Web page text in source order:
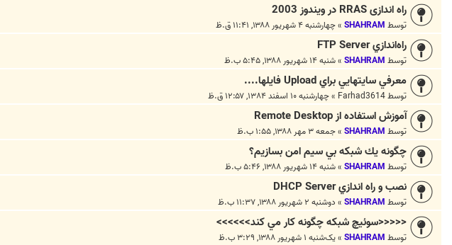
راه اندازی RRAS در ويندوز 2003
توسط SHAHRAM
»چهارشنبه ۴ شهریور ۱۳۸۸, ۱۱:۴۱ ق.ظ
راه‌اندازي FTP Server
توسط SHAHRAM
»شنبه ۱۴ شهریور ۱۳۸۸, ۵:۴۵ ب.ظ
معرفي سايتهايي براي Upload فايلها....
توسطFarhad3614
»چهارشنبه ۱۰ اسفند ۱۳۸۴, ۱۲:۵۷ ق.ظ
آموزش استفاده از Remote Desktop
توسط SHAHRAM
»جمعه ۳ مهر ۱۳۸۸, ۱:۵۵ ب.ظ
چگونه يك شبكه بي سيم امن بسازيم؟
توسط SHAHRAM
»شنبه ۱۴ شهریور ۱۳۸۸, ۵:۴۶ ب.ظ
نصب و راه اندازي DHCP Server
توسط SHAHRAM
» دوشنبه ۲ شهریور ۱۳۸۸, ۱۱:۳۷ ب.ظ
<<<<<سوئيچ شبكه چگونه كار مي كند>>>>>>
توسط SHAHRAM
»یک‌شنبه ۱ شهریور ۱۳۸۸, ۳:۲۹ ب.ظ